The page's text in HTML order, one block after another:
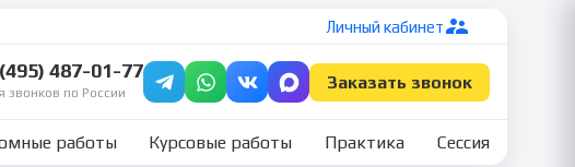
Личный кабинет
487-01-77
звонков по России
Заказать звонок
работы Курсовые работы Практика Сессия